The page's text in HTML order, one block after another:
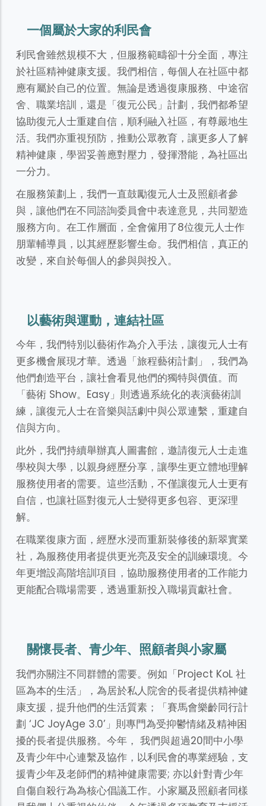
一個屬於大家的利民會
利民會雖然規模不大，但服務範疇卻十分全面，專注
於社區精神健康支援。我們相信，每個人在社區中都
應有屬於自己的位置。無論是透過復康服務、中途宿
舍、職業培訓，還是「復元公民」計劃，我們都希望
協助復元人士重建自信，順利融入社區，有尊嚴地生
活。我們亦重視預防，推動公眾教育，讓更多人了解
精神健康，學習妥善應對壓力，發揮潛能，為社區出
一分力。
在服務策劃上，我們一直鼓勵復元人士及照顧者參
與，讓他們在不同諮詢委員會中表達意見，共同塑造
服務方向。在工作層面，全會僱用了8位復元人士作
朋輩輔導員，以其經歷影響生命。我們相信，真正的
改變，來自於每個人的參與與投入。
以藝術與運動，連結社區
今年，我們特別以藝術作為介入手法，讓復元人士有
更多機會展現才華。透過「旅程藝術計劃」，我們為
他們創造平台，讓社會看見他們的獨特與價值。而
「藝術 Show。Easy」則透過系統化的表演藝術訓
練，讓復元人士在音樂與話劇中與公眾連繫，重建自
信與方向。
此外，我們持續舉辦真人圖書館，邀請復元人士走進
學校與大學，以親身經歷分享，讓學生更立體地理解
服務使用者的需要。這些活動，不僅讓復元人士更有
自信，也讓社區對復元人士變得更多包容、更深理
解。
在職業復康方面，經歷水浸而重新裝修後的新翠實業
社，為服務使用者提供更光亮及安全的訓練環境。今
年更增設高階培訓項目，協助服務使用者的工作能力
更能配合職場需要，透過重新投入職場貢獻社會。
關懷長者、青少年、照顧者與小家屬
我們亦關注不同群體的需要。例如「Project KoL 社
區為本的生活」，為居於私人院舍的長者提供精神健
康支援，提升他們的生活質素；「賽馬會樂齡同行計
劃 ‘JC JoyAge 3.0’」則專門為受抑鬱情緒及精神困
擾的長者提供服務。今年， 我們與超過20間中小學
及青少年中心連繫及協作，以利民會的專業經驗，支
援青少年及老師們的精神健康需要; 亦以針對青少年
自傷自殺行為為核心倡議工作。小家屬及照顧者同樣